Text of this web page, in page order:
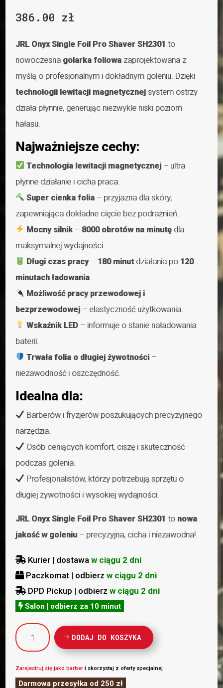
386.00 zł
JRL Onyx Single Foil Pro Shaver SH2301 to
nowoczesna golarka foliowa zaprojektowana z
myślą o profesjonalnym i dokładnym goleniu. Dzięki
technologii lewitacji magnetycznejsystem ostrzy
działa płynnie, generując niezwykle niski poziom
hałasu.
Najważniejsze cechy:
Technologia lewitacji magnetycznej– ultra
płynne działanie i cicha praca.
Super cienka folia – przyjazna dla skóry,
zapewniająca dokładne cięcie bez podrażnień.
Mocny silnik– 8000 obrotów na minutę dla
maksymalnej wydajności.
Długi czas pracy– 180 minutdziałania po 120
minutach ładowania.
Możliwość pracy przewodowej i
bezprzewodowej– elastyczność użytkowania.
Wskaźnik LED – informuje o stanie naładowania
baterii.
Trwała folia o długiej żywotności–
niezawodność i oszczędność.
Idealna dla:
Barberów i fryzjerów poszukujących precyzyjnego
narzędzia.
Osób ceniących komfort, ciszę i skuteczność
podczas golenia.
Profesjonalistów, którzy potrzebują sprzętu o
długiej żywotności i wysokiej wydajności.
JRL Onyx Single Foil Pro Shaver SH2301 to nowa
jakość w goleniu– precyzyjna, cicha i niezawodna!
 Kurier | dostawaw ciągu 2 dni
 Paczkomat | odbierzw ciągu 2 dni
 DPD Pickup | odbierzw ciągu 2 dni
Salon | odbierz za 10 minut
ilość
Onyx
Pro
Shaver
DODAJ DO KOSZYKA
Zarejestruj się jako barber i skorzystaj z oferty specjalnej
Darmowa przesyłka od 250 zł